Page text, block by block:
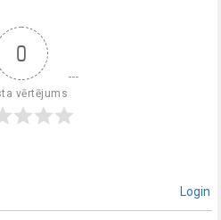
0
vērtējums
Login